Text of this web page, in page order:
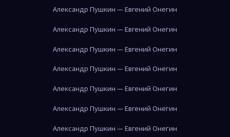
Александр Пушкин — Евгений Онегин
Александр Пушкин — Евгений Онегин
Александр Пушкин — Евгений Онегин
Александр Пушкин — Евгений Онегин
Александр Пушкин — Евгений Онегин
Александр Пушкин — Евгений Онегин
Александр Пушкин — Евгений Онегин